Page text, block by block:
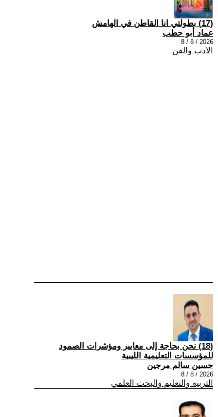
(17) بطولتي انا القاطن في الهامش
عماد أبو حطب
2026 / 8 / 8
الادب والفن
(18) نحن بحاجة إلى معايير ومؤشرات الصمود
للمؤسسات التعليمية الليبية
حسين سالم مرجين
2026 / 8 / 8
التربية والتعليم والبحث العلمي